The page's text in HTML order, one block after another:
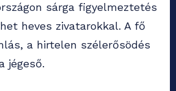
sárga figyelmeztetés
heves zivatarokkal. A fő
a hirtelen szélerősödés
jégeső.